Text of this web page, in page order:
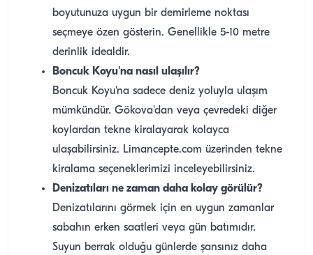
boyutunuza uygun bir demirleme noktası
seçmeye özen gösterin. Genellikle 5-10 metre
derinlik idealdir.
Boncuk Koyu'na nasıl ulaşılır?
Boncuk Koyu'na sadece deniz yoluyla ulaşım
mümkündür. Gökova'dan veya çevredeki diğer
koylardan tekne kiralayarak kolayca
ulaşabilirsiniz. Limancepte.com üzerinden tekne
kiralama seçeneklerimizi inceleyebilirsiniz.
Denizatıları ne zaman daha kolay görülür?
Denizatılarını görmek için en uygun zamanlar
sabahın erken saatleri veya gün batımıdır.
Suyun berrak olduğu günlerde şansınız daha